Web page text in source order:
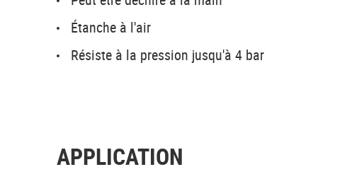
Étanche à l'air
Résiste à la pression jusqu'à 4 bar
APPLICATION